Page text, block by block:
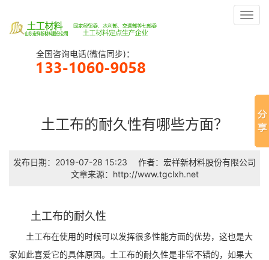
全国咨询电话(微信同步)：
土工布的耐久性有哪些方面？
发布日期：2019-07-28 15:23
作者：宏祥新材料股份有限公司
文章来源：http://www.tgclxh.net
土工布的耐久性
土工布在使用的时候可以发挥很多性能方面的优势，这也是大
家如此喜爱它的具体原因。土工布的耐久性是非常不错的，如果大